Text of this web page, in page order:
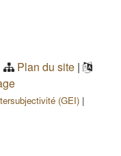
Plan du site |
(GEI) |
envoie un courriel)